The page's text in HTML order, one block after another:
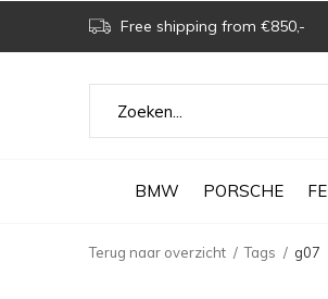
BMW PORSCHE
Free shipping from €850,-
Terug naar overzicht Tags g07